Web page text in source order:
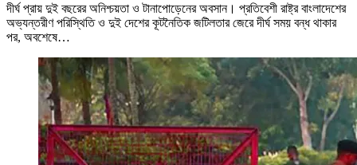
দীর্ঘ প্রায় দুই বছরের অনিশ্চয়তা ও টানাপোড়েনের অবসান। প্রতিবেশী রাষ্ট্র বাংলাদেশের
অভ্যন্তরীণ পরিস্থিতি ও দুই দেশের কূটনৈতিক জটিলতার জেরে দীর্ঘ সময় বন্ধ থাকার
পর, অবশেষে…